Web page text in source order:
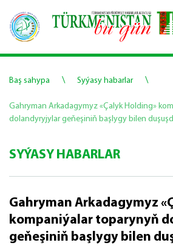
Baş sahypa \ Syýasy habarlar \
Gahryman Arkadagymyz «Çalyk Holding»
dolandyryjylar geňeşiniň başlygy bilen
SYÝASY HABARLAR
Gahryman Arkadagymyz
kompaniýalar toparynyň
geňeşiniň başlygy bilen